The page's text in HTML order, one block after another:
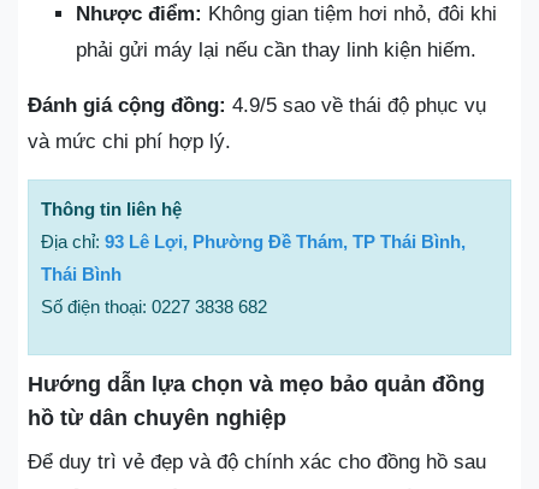
Nhược điểm: Không gian tiệm hơi nhỏ, đôi khi
phải gửi máy lại nếu cần thay linh kiện hiếm.
Đánh giá cộng đồng: 4.9/5 sao về thái độ phục vụ
và mức chi phí hợp lý.
Thông tin liên hệ
Địa chỉ: 93 Lê Lợi, Phường Đề Thám, TP Thái Bình,
Thái Bình
Số điện thoại: 0227 3838 682
Hướng dẫn lựa chọn và mẹo bảo quản đồng
hồ từ dân chuyên nghiệp
Để duy trì vẻ đẹp và độ chính xác cho đồng hồ sau